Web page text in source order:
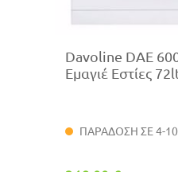
Davoline DAE
Εμαγιέ Εστίες
ΠΑΡΑΔΟΣΗ ΣΕ 4-